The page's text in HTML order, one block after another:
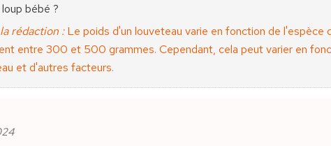
bébé ?
rédaction :Le poids d'un louveteau varie en fonction de l'espèce
entre 300 et 500 grammes. Cependant, cela peut varier en
et d'autres facteurs.